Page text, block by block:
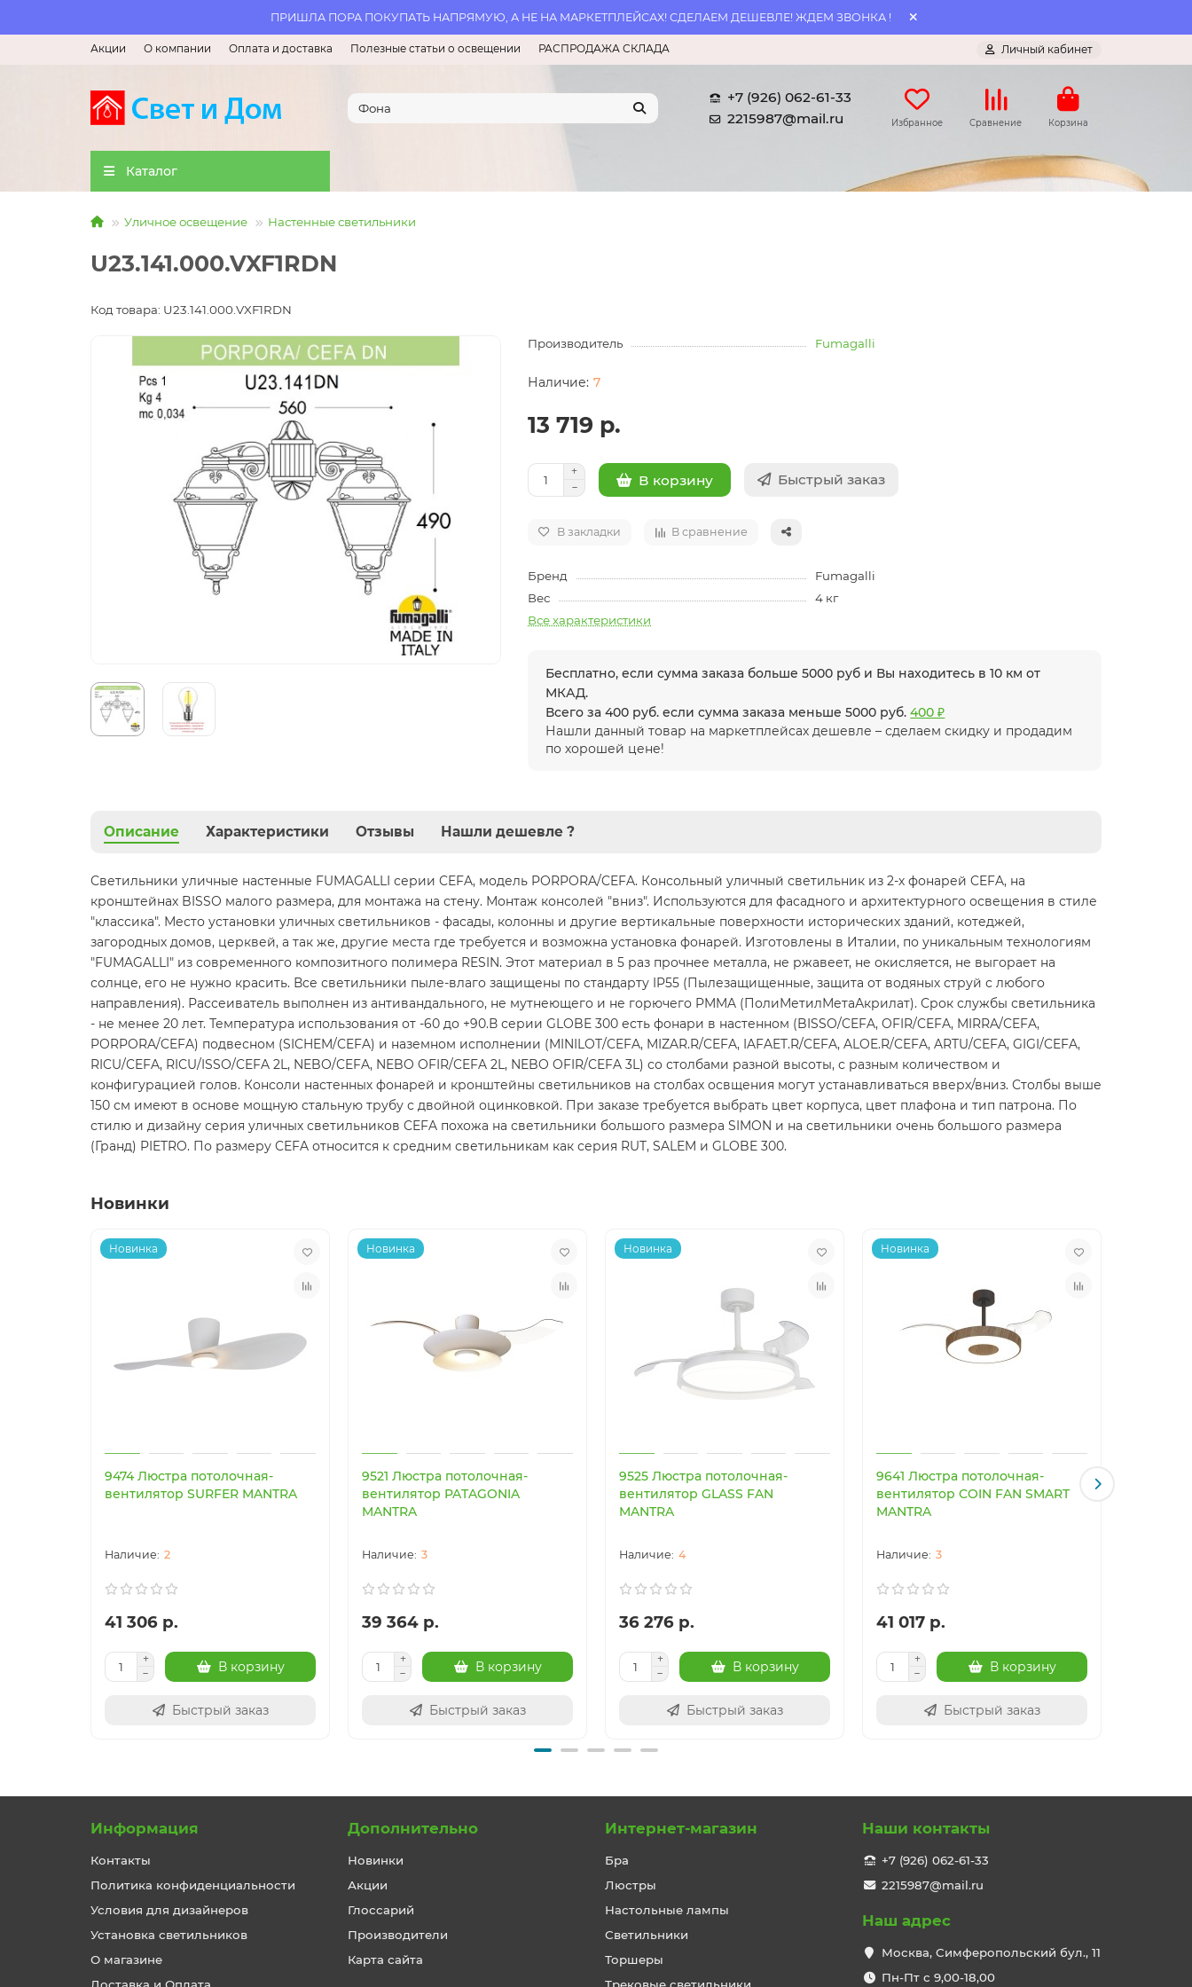
ПРИШЛА ПОРА ПОКУПАТЬ НАПРЯМУЮ, А НЕ НА МАРКЕТПЛЕЙСАХ! СДЕЛАЕМ ДЕШЕВЛЕ! ЖДЕМ ЗВОНКА !
Акции О компании Оплата и доставка Полезные статьи о освещении РАСПРОДАЖА СКЛАДА Личный кабинет
+7 (926) 062-61-33
2215987@mail.ru
Избранное Сравнение Корзина
Каталог
Уличное освещение Настенные светильники
U23.141.000.VXF1RDN
Код товара: U23.141.000.VXF1RDN
Производитель Fumagalli
7
13 719 р.
В корзину Быстрый заказ
В закладки В сравнение
Бренд
Fumagalli
Вес
4 кг
Все характеристики
Бесплатно, если сумма заказа больше 5000 руб и Вы находитесь в 10 км от
МКАД.
Всего за 400 руб. если сумма заказа меньше 5000 руб.400 ₽
Нашли данный товар на маркетплейсах дешевле – сделаем скидку и продадим
по хорошей цене!
Описание Характеристики Отзывы Нашли дешевле ?
Светильники уличные настенные FUMAGALLI серии CEFA, модель PORPORA/CEFA. Консольный уличный светильник из 2-х фонарей CEFA, на
кронштейнах BISSO малого размера, для монтажа на стену. Монтаж консолей "вниз". Используются для фасадного и архитектурного освещения в стиле
"классика". Место установки уличных светильников - фасады, колонны и другие вертикальные поверхности исторических зданий, котеджей,
загородных домов, церквей, а так же, другие места где требуется и возможна установка фонарей. Изготовлены в Италии, по уникальным технологиям
"FUMAGALLI" из современного композитного полимера RESIN. Этот материал в 5 раз прочнее металла, не ржавеет, не окисляется, не выгорает на
солнце, его не нужно красить. Все светильники пыле-влаго защищены по стандарту IP55 (Пылезащищенные, защита от водяных струй с любого
направления). Рассеиватель выполнен из антивандального, не мутнеющего и не горючего PMMA (ПолиМетилМетаАкрилат). Срок службы светильника
- не менее 20 лет. Температура использования от -60 до +90.В серии GLOBE 300 есть фонари в настенном (BISSO/CEFA, OFIR/CEFA, MIRRA/CEFA,
PORPORA/CEFA) подвесном (SICHEM/CEFA) и наземном исполнении (MINILOT/CEFA, MIZAR.R/CEFA, IAFAET.R/CEFA, ALOE.R/CEFA, ARTU/CEFA, GIGI/CEFA,
RICU/CEFA, RICU/ISSO/CEFA 2L, NEBO/CEFA, NEBO OFIR/CEFA 2L, NEBO OFIR/CEFA 3L) со столбами разной высоты, с разным количеством и
конфигурацией голов. Консоли настенных фонарей и кронштейны светильников на столбах освщения могут устанавливаться вверх/вниз. Столбы выше
150 см имеют в основе мощную стальную трубу с двойной оцинковкой. При заказе требуется выбрать цвет корпуса, цвет плафона и тип патрона. По
стилю и дизайну серия уличных светильников CEFA похожа на светильники большого размера SIMON и на светильники очень большого размера
(Гранд) PIETRO. По размеру CEFA относится к средним светильникам как серия RUT, SALEM и GLOBE 300.
Новинки
Новинка
9474 Люстра потолочная-
вентилятор SURFER MANTRA
2
41 306 р.
В корзину
Быстрый заказ
Новинка
9521 Люстра потолочная-
вентилятор PATAGONIA
MANTRA
3
39 364 р.
В корзину
Быстрый заказ
Новинка
9525 Люстра потолочная-
вентилятор GLASS FAN
MANTRA
4
36 276 р.
В корзину
Быстрый заказ
Новинка
9641 Люстра потолочная-
вентилятор COIN FAN SMART
MANTRA
3
41 017 р.
В корзину
Быстрый заказ
Информация
Контакты
Политика конфиденциальности
Условия для дизайнеров
Установка светильников
О магазине
Дополнительно
Новинки
Акции
Глоссарий
Производители
Карта сайта
Интернет-магазин
Бра
Люстры
Настольные лампы
Светильники
Торшеры
Наши контакты
+7 (926) 062-61-33
2215987@mail.ru
Наш адрес
Москва, Симферопольский бул., 11
Пн-Пт с 9,00-18,00